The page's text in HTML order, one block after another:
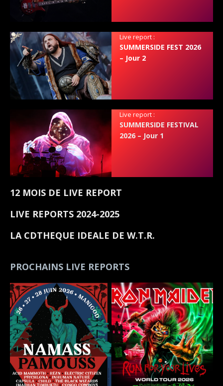
Live report :
SUMMERSIDE FEST 2026
– Jour 2
Live report :
SUMMERSIDE FESTIVAL
2026 – Jour 1
12 MOIS DE LIVE REPORT
LIVE REPORTS 2024-2025
LA CDTHEQUE IDEALE DE W.T.R.
PROCHAINS LIVE REPORTS